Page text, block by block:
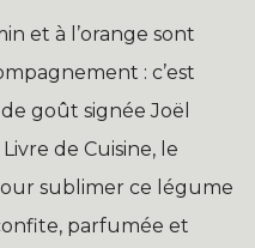
et à l’orange sont
: c’est
goût signée Joël
de Cuisine, le
sublimer ce légume
parfumée et